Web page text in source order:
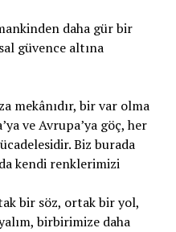
daha gür bir
güvence altına
mekânıdır, bir var olma
ve Avrupa’ya göç, her
Biz burada
kendi renklerimizi
bir söz, ortak bir yol,
birbirimize daha